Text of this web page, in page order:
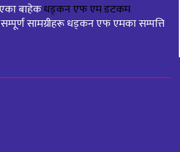
बाहेकधड्कन एफ एम डटकम
सामग्रीहरू धड्कन एफ एमका सम्पत्ति